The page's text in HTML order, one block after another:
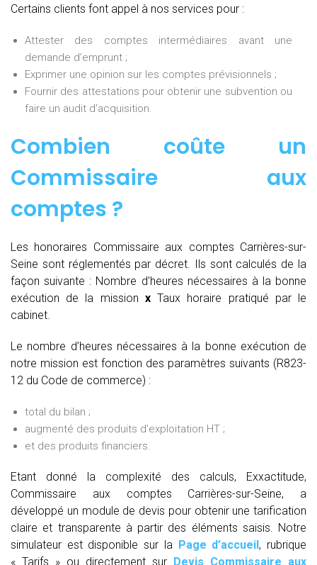
Certains clients font appel à nos services pour :
Attester des comptes intermédiaires avant une
demande d’emprunt ;
Exprimer une opinion sur les comptes prévisionnels ;
Fournir des attestations pour obtenir une subvention ou
faire un audit d’acquisition.
Combien coûte un
Commissaire aux
comptes ?
Les honoraires Commissaire aux comptes Carrières-sur-
Seine sont réglementés par décret. Ils sont calculés de la
façon suivante : Nombre d’heures nécessaires à la bonne
exécution de la mission xTaux horaire pratiqué par le
cabinet.
Le nombre d’heures nécessaires à la bonne exécution de
notre mission est fonction des paramètres suivants (R823-
12 du Code de commerce) :
total du bilan ;
augmenté des produits d’exploitation HT ;
et des produits financiers.
Etant donné la complexité des calculs, Exxactitude,
Commissaire aux comptes Carrières-sur-Seine, a
développé un module de devis pour obtenir une tarification
claire et transparente à partir des éléments saisis. Notre
simulateur est disponible sur la Page d’accueil, rubrique
« Tarifs » ou directement sur Devis Commissaire aux